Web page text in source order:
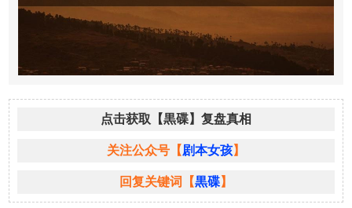
点击获取【黒碟】复盘真相
关注公众号【剧本女孩】
回复关键词【黒碟】